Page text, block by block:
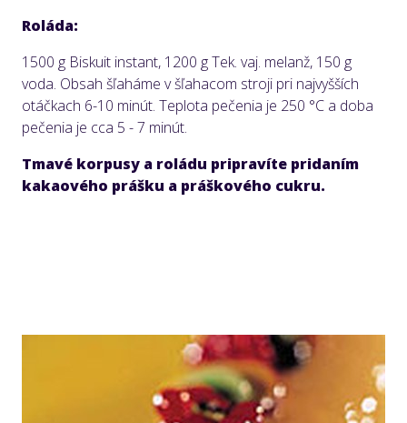
Roláda:
1500 g Biskuit instant, 1200 g Tek. vaj. melanž, 150 g
voda. Obsah šľaháme v šľahacom stroji pri najvyšších
otáčkach 6-10 minút. Teplota pečenia je 250 °C a doba
pečenia je cca 5 - 7 minút.
Tmavé korpusy a roládu pripravíte pridaním
kakaového prášku a práškového cukru.